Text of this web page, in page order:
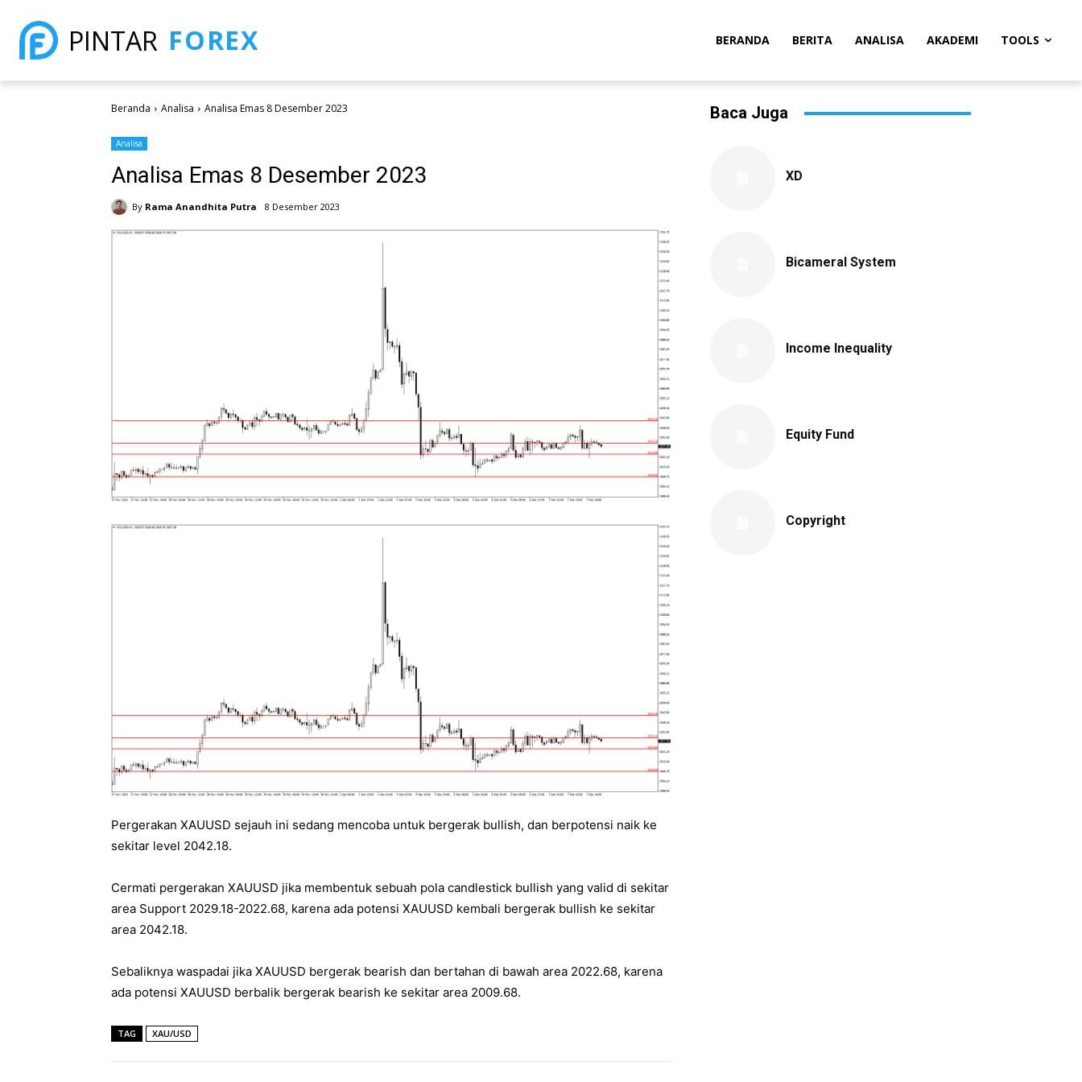
PINTAR FOREX BERANDA BERITA ANALISA AKADEMI TOOLS
Beranda Analisa Analisa Emas 8 Desember 2023
Analisa
Analisa Emas 8 Desember 2023
By Rama Anandhita Putra 8 Desember 2023
Pergerakan XAUUSD sejauh ini sedang mencoba untuk bergerak bullish, dan berpotensi naik ke
sekitar level 2042.18.
Cermati pergerakan XAUUSD jika membentuk sebuah pola candlestick bullish yang valid di sekitar
area Support 2029.18-2022.68, karena ada potensi XAUUSD kembali bergerak bullish ke sekitar
area 2042.18.
Sebaliknya waspadai jika XAUUSD bergerak bearish dan bertahan di bawah area 2022.68, karena
ada potensi XAUUSD berbalik bergerak bearish ke sekitar area 2009.68.
TAG XAU/USD
Baca Juga
XD
Bicameral System
Income Inequality
Equity Fund
Copyright